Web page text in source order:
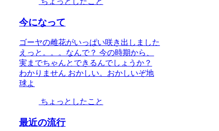
今になって
ゴーヤの雌花がいっぱい咲き出しました
えっと。。。なんで？ 今の時期から、
実までちゃんとできるんでしょうか？
わかりません おかしい。おかしいぞ地
球よ
ちょっとしたこと
最近の流行